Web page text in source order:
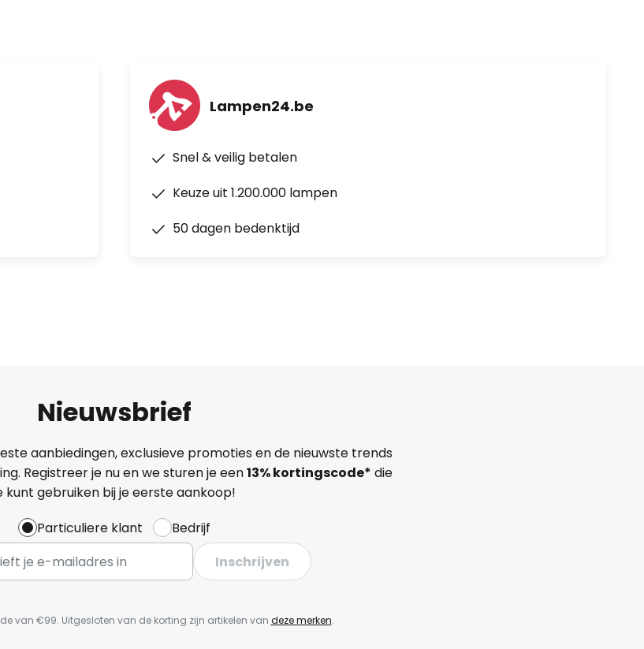
Lampen24.be
Snel & veilig betalen
Keuze uit 1.200.000 lampen
50 dagen bedenktijd
Nieuwsbrief
aanbiedingen, exclusieve promoties en de nieuwste trends
Registreer je nu en we sturen je een13%kortingscode* die
kunt gebruiken bij je eerste aankoop!
Particuliere klant
Bedrijf
Inschrijven
van €99. Uitgesloten van de korting zijn artikelen van deze merken.